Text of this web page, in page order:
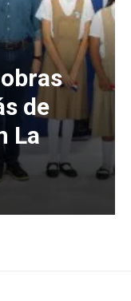
de
La